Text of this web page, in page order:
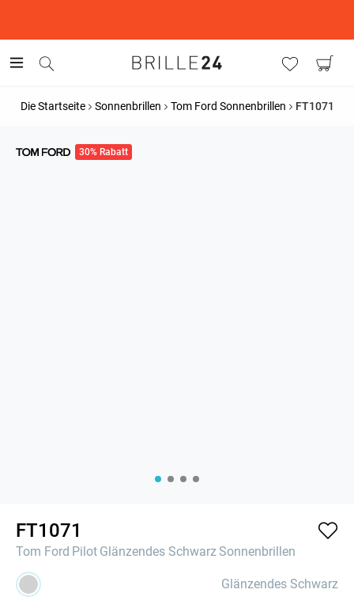
Die Startseite Sonnenbrillen Tom Ford Sonnenbrillen FT1071
30% Rabatt
FT1071
Tom Ford Pilot Glänzendes Schwarz Sonnenbrillen
Glänzendes Schwarz